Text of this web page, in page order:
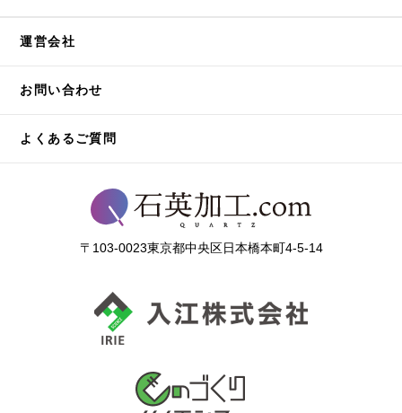
〒103-0023東京都中央区日本橋本町4-5-14
運営会社
お問い合わせ
よくあるご質問